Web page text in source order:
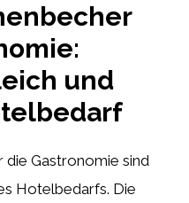
und
die Gastronomie sind
Hotelbedarfs. Die